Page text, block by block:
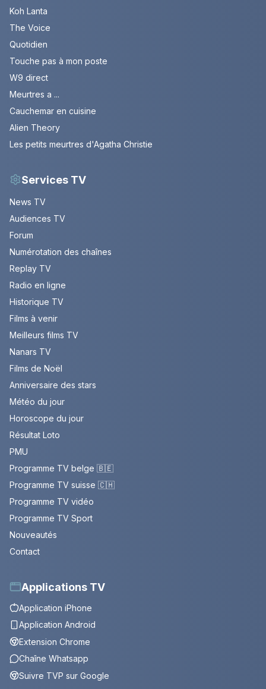
Koh Lanta
The Voice
Quotidien
Touche pas à mon poste
W9 direct
Meurtres a ...
Cauchemar en cuisine
Alien Theory
Les petits meurtres d'Agatha Christie
Services TV
News TV
Audiences TV
Forum
Numérotation des chaînes
Replay TV
Radio en ligne
Historique TV
Films à venir
Meilleurs films TV
Nanars TV
Films de Noël
Anniversaire des stars
Météo du jour
Horoscope du jour
Résultat Loto
PMU
Programme TV belge 🇧🇪
Programme TV suisse 🇨🇭
Programme TV vidéo
Programme TV Sport
Nouveautés
Contact
Applications TV
Application iPhone
Application Android
Extension Chrome
Chaîne Whatsapp
Suivre TVP sur Google